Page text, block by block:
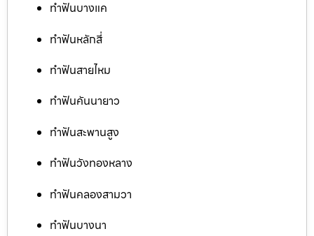
ทำฟันบางแค
ทำฟันหลักสี่
ทำฟันสายไหม
ทำฟันคันนายาว
ทำฟันสะพานสูง
ทำฟันวังทองหลาง
ทำฟันคลองสามวา
ทำฟันบางนา